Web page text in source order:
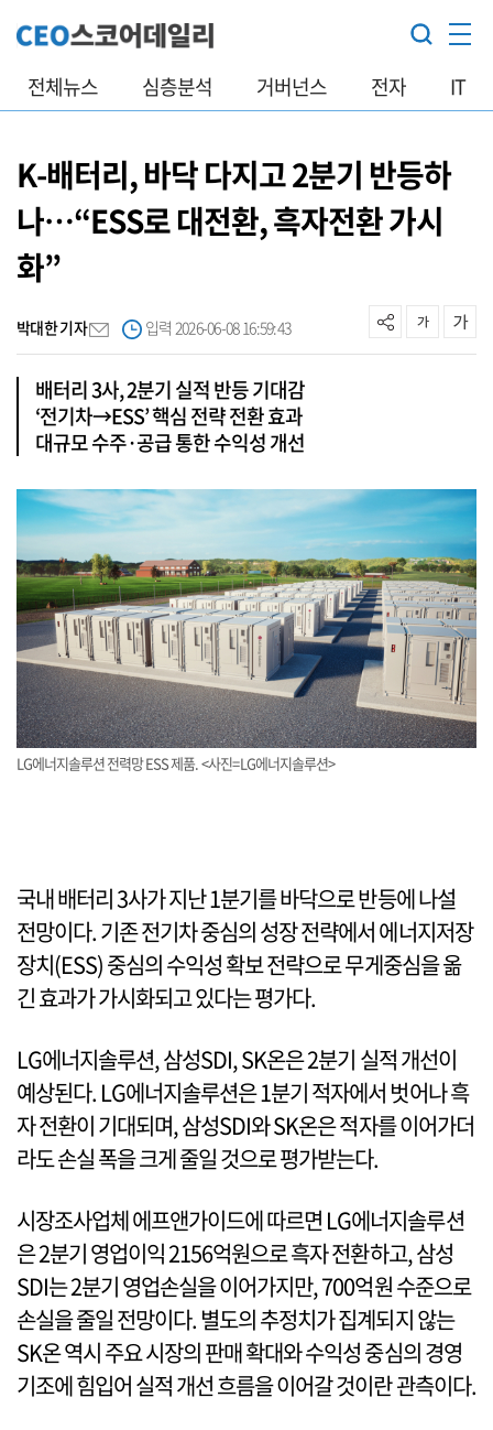
전체뉴스 심층분석 거버넌스 전자 IT
K-배터리, 바닥 다지고 2분기 반등하
나…“ESS로 대전환, 흑자전환 가시
화”
박대한 기자 입력 2026-06-08 16:59:43
배터리 3사, 2분기 실적 반등 기대감
‘전기차→ESS’ 핵심 전략 전환 효과
대규모 수주·공급 통한 수익성 개선
LG에너지솔루션 전력망 ESS 제품. <사진=LG에너지솔루션>
국내 배터리 3사가 지난 1분기를 바닥으로 반등에 나설
전망이다. 기존 전기차 중심의 성장 전략에서 에너지저장
장치(ESS) 중심의 수익성 확보 전략으로 무게중심을 옮
긴 효과가 가시화되고 있다는 평가다.
LG에너지솔루션, 삼성SDI, SK온은 2분기 실적 개선이
예상된다. LG에너지솔루션은 1분기 적자에서 벗어나 흑
자 전환이 기대되며, 삼성SDI와 SK온은 적자를 이어가더
라도 손실 폭을 크게 줄일 것으로 평가받는다.
시장조사업체 에프앤가이드에 따르면 LG에너지솔루션
은 2분기 영업이익 2156억원으로 흑자 전환하고, 삼성
SDI는 2분기 영업손실을 이어가지만, 700억원 수준으로
손실을 줄일 전망이다. 별도의 추정치가 집계되지 않는
SK온 역시 주요 시장의 판매 확대와 수익성 중심의 경영
기조에 힘입어 실적 개선 흐름을 이어갈 것이란 관측이다.